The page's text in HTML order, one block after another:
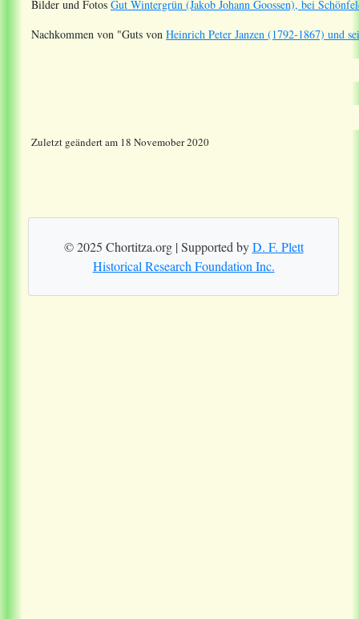
Bilder und Fotos Gut Wintergrün (Jakob Johann Goossen), bei
Nachkommen von "Guts von Heinrich Peter Janzen (1792-1867) und
Zuletzt geändert am 18 Novemober 2020
© 2025 Chortitza.org | Supported byD. F. Plett
Historical Research Foundation Inc.